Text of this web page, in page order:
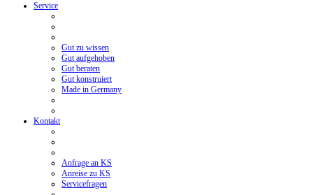
Service
Gut zu wissen
Gut aufgehoben
Gut beraten
Gut konstruiert
Made in Germany
Kontakt
Anfrage an KS
Anreise zu KS
Servicefragen